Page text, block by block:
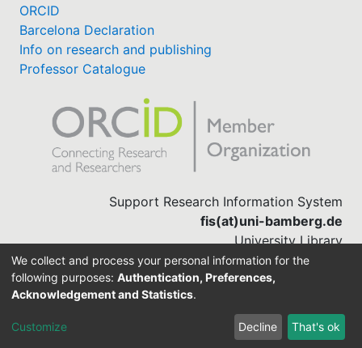
ORCID
Barcelona Declaration
Info on research and publishing
Professor Catalogue
Support Research Information System
fis(at)uni-bamberg.de
University Library
(0951) 863-1568
DSpace-CRIS software
We collect and process your personal information for the
following purposes: Authentication, Preferences,
Acknowledgement and Statistics.
Customize Decline That's ok